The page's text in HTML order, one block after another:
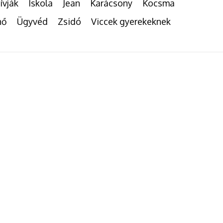
Iskola Jean Karácsony
Kocsma
Ügyvéd Zsidó Viccek gyerekeknek